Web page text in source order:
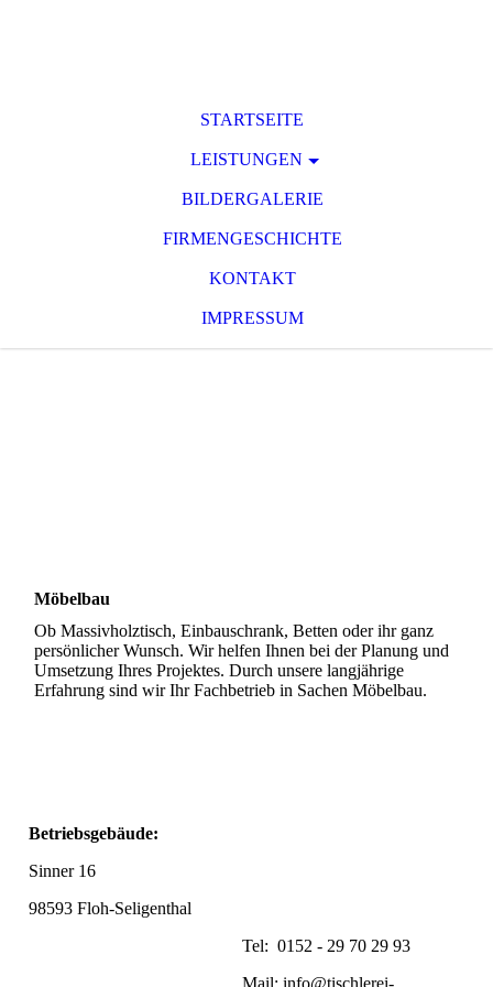
STARTSEITE
LEISTUNGEN
BILDERGALERIE
FIRMENGESCHICHTE
KONTAKT
IMPRESSUM
Möbelbau
Ob Massivholztisch, Einbauschrank, Betten oder ihr ganz
persönlicher Wunsch. Wir helfen Ihnen bei der Planung und
Umsetzung Ihres Projektes. Durch unsere langjährige
Erfahrung sind wir Ihr Fachbetrieb in Sachen Möbelbau.
Betriebsgebäude:
Sinner 16
98593 Floh-Seligenthal
Tel: 0152 - 29 70 29 93